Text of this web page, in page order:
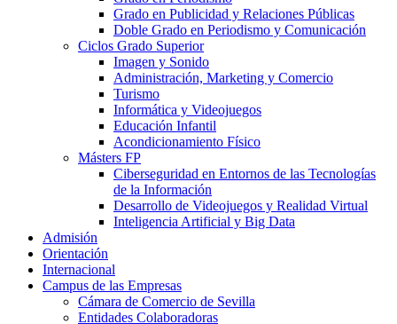
Grado en Publicidad y Relaciones Públicas
Doble Grado en Periodismo y Comunicación
Ciclos Grado Superior
Imagen y Sonido
Administración, Marketing y Comercio
Turismo
Informática y Videojuegos
Educación Infantil
Acondicionamiento Físico
Másters FP
Ciberseguridad en Entornos de las Tecnologías
de la Información
Desarrollo de Videojuegos y Realidad Virtual
Inteligencia Artificial y Big Data
Admisión
Orientación
Internacional
Campus de las Empresas
Cámara de Comercio de Sevilla
Entidades Colaboradoras